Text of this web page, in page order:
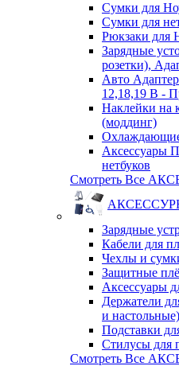
Сумки для
Сумки для
Рюкзаки для
Зарядные
розетки),
Авто
12,18,19 В -
Наклейки на
(моддинг)
Охлаждающие
Аксессуары
нетбуков
Смотреть Все
Зарядные
Кабели для
Чехлы и
Защитные
Аксессуары
Держатели
и настольные)
Подставки
Стилусы для
Смотреть Все